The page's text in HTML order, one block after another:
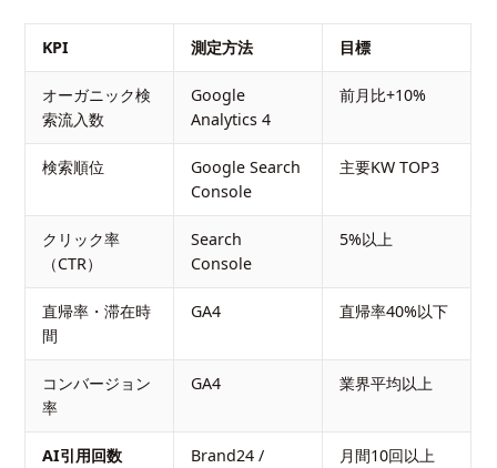
KPI 測定方法 目標
オーガニック検
索流入数
Google
Analytics 4
前月比+10%
検索順位
Google Search
Console
主要KW TOP3
クリック率
（CTR）
Search
Console
5%以上
直帰率・滞在時
間
GA4 直帰率40%以下
コンバージョン
率
GA4 業界平均以上
AI引用回数
Brand24 /
月間10回以上